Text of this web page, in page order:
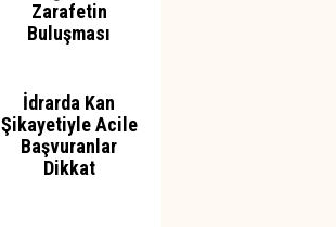
Zarafetin
Buluşması
İdrarda Kan
Şikayetiyle Acile
Başvuranlar
Dikkat